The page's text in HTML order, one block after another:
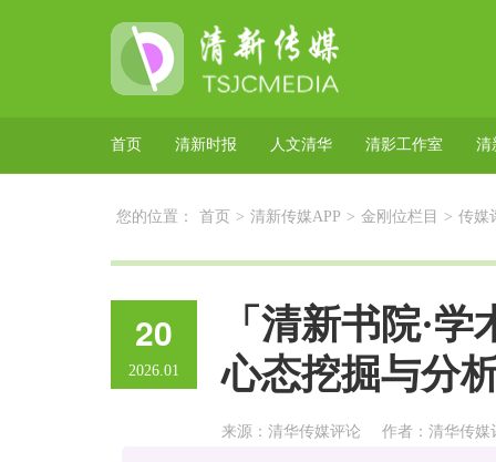
首页 清新时报 人文清华 清影工作室 清
您的位置： 首页 > 清新传媒APP > 金刚位栏目 > 传媒
20
2026.01
「清新书院·
心态挖掘与分
来源：清华传媒评论 作者：清华传媒